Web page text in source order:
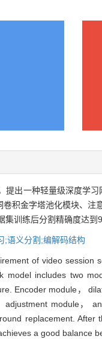
提出一种轻量级深度学
积金字塔池化模块、
集训练后分割精确度达
;语义分割;编解码结构
of video session
model includes two
Encoder module，
adjustment module，
replacement.
a good balance